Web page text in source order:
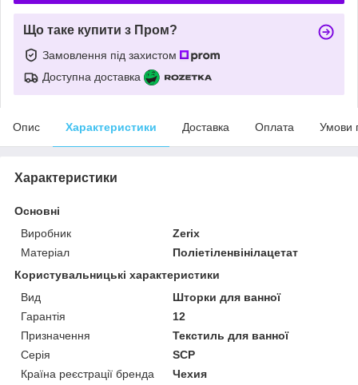
Що таке купити з Пром?
Замовлення під захистом
Доступна доставка
Опис Характеристики Доставка Оплата Умови
Характеристики
Основні
Виробник
Zerix
Матеріал
Поліетіленвінілацетат
Користувальницькі характеристики
Вид
Шторки для ванної
Гарантія
12
Призначення
Текстиль для ванної
Серія
SCP
Країна реєстрації бренда
Чехия